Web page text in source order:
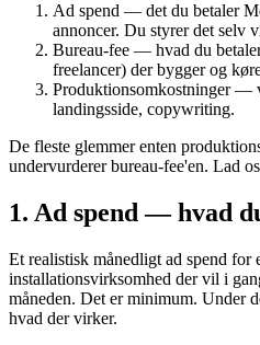
Ad spend — det du betaler
annoncer. Du styrer det selv
Bureau-fee — hvad du
freelancer) der bygger og
Produktionsomkostninger —
landingsside, copywriting.
De fleste glemmer enten
undervurderer bureau-fee'en. Lad
1. Ad spend — hvad
Et realistisk månedligt ad spend for
installationsvirksomhed der vil i
måneden. Det er minimum. Under
hvad der virker.